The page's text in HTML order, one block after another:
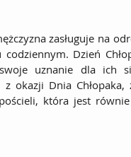
zasługuje na
Dzień
uznanie dla ich
z okazji Dnia Chłopaka,
która jest